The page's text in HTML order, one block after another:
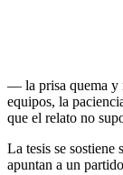
— la prisa quema y
equipos, la
que el relato no
La tesis se sostiene
apuntan a un